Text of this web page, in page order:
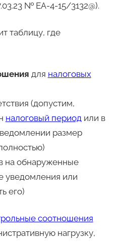
№ ЕА-4-15/3132@).
таблицу, где
для налоговых
(допустим,
налоговый периодили в
размер
на обнаруженные
уведомления или
его)
соотношения
нагрузку,